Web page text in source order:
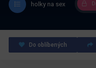
holky na sex
Do oblíbených